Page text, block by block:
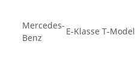
Mercedes-
Benz
E-Klasse T-Model